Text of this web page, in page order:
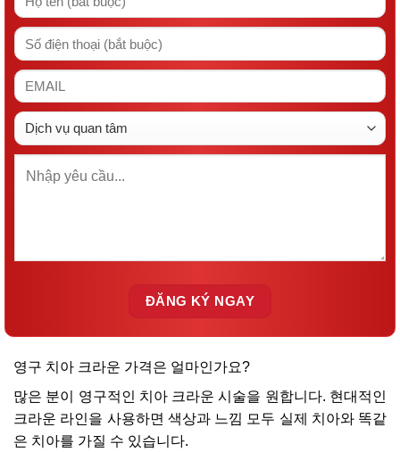
영구 치아 크라운 가격은 얼마인가요?
많은 분이 영구적인 치아 크라운 시술을 원합니다. 현대적인
크라운 라인을 사용하면 색상과 느낌 모두 실제 치아와 똑같
은 치아를 가질 수 있습니다.